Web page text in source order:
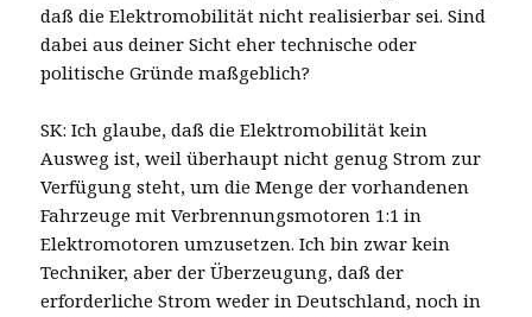
daß die Elektromobilität nicht realisierbar sei. Sind
dabei aus deiner Sicht eher technische oder
politische Gründe maßgeblich?
SK: Ich glaube, daß die Elektromobilität kein
Ausweg ist, weil überhaupt nicht genug Strom zur
Verfügung steht, um die Menge der vorhandenen
Fahrzeuge mit Verbrennungsmotoren 1:1 in
Elektromotoren umzusetzen. Ich bin zwar kein
Techniker, aber der Überzeugung, daß der
erforderliche Strom weder in Deutschland, noch in